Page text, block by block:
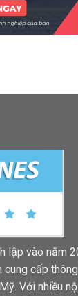
lập vào năm
cấp
Với nhiều